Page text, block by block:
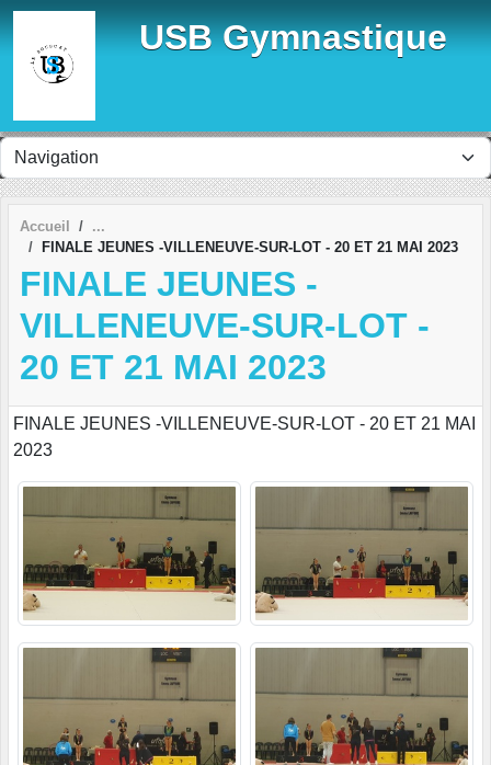
USB Gymnastique
Accueil
FINALE JEUNES -VILLENEUVE-SUR-LOT - 20 ET 21 MAI 2023
FINALE JEUNES -
VILLENEUVE-SUR-LOT -
20 ET 21 MAI 2023
FINALE JEUNES -VILLENEUVE-SUR-LOT - 20 ET 21 MAI
2023
Panneau de gestion des cookies